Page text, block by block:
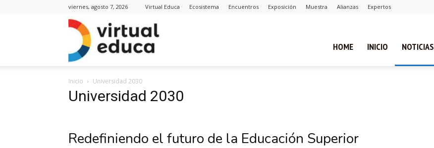
viernes, agosto 7, 2026 Virtual Educa Ecosistema Encuentros Exposición Muestra Alianzas Expertos
Noticias
HOME INICIO NOTICIAS
Inicio Universidad 2030
Universidad 2030
Redefiniendo el futuro de la Educación Superior